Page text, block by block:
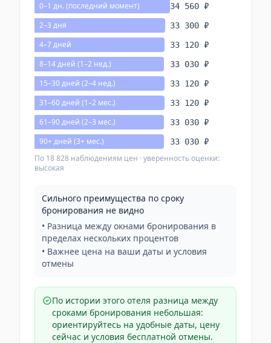
0–1 дн. (последний момент) 34 560 ₽
2–3 дня 33 300 ₽
4–7 дней 33 120 ₽
8–14 дней (1–2 нед.) 33 030 ₽
15–30 дней (2–4 нед.) 33 120 ₽
31–60 дней (1–2 мес.) 33 120 ₽
61–90 дней (2–3 мес.) 33 030 ₽
90+ дней (3+ мес.) 33 030 ₽
По 18 828 наблюдениям цен · уверенность оценки:
высокая
Сильного преимущества по сроку
бронирования не видно
• Разница между окнами бронирования в
пределах нескольких процентов
• Важнее цена на ваши даты и условия
отмены
По истории этого отеля разница между
сроками бронирования небольшая:
ориентируйтесь на удобные даты, цену
сейчас и условия бесплатной отмены.